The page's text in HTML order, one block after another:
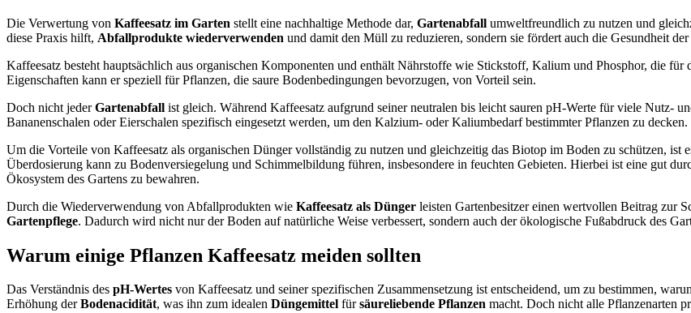
Die Verwertung von Kaffeesatz im Garten stellt eine nachhaltige Methode dar, Gartenabfall umweltfreundlich zu nutzen und
diese Praxis hilft, Abfallprodukte wiederverwenden und damit den Müll zu reduzieren, sondern sie fördert auch die Gesundheit
Kaffeesatz besteht hauptsächlich aus organischen Komponenten und enthält Nährstoffe wie Stickstoff, Kalium und Phosphor, die für
Eigenschaften kann er speziell für Pflanzen, die saure Bodenbedingungen bevorzugen, von Vorteil sein.
Doch nicht jederGartenabfall ist gleich. Während Kaffeesatz aufgrund seiner neutralen bis leicht sauren pH-Werte für viele Nutz-
Bananenschalen oder Eierschalen spezifisch eingesetzt werden, um den Kalzium- oder Kaliumbedarf bestimmter Pflanzen zu decken.
Um die Vorteile von Kaffeesatz als organischen Dünger vollständig zu nutzen und gleichzeitig das Biotop im Boden zu schützen, ist
Überdosierung kann zu Bodenversiegelung und Schimmelbildung führen, insbesondere in feuchten Gebieten. Hierbei ist eine gut
Ökosystem des Gartens zu bewahren.
Durch die Wiederverwendung von Abfallprodukten wie Kaffeesatz als Dünger leisten Gartenbesitzer einen wertvollen Beitrag zur
Gartenpflege. Dadurch wird nicht nur der Boden auf natürliche Weise verbessert, sondern auch der ökologische Fußabdruck des
Warum einige Pflanzen Kaffeesatz meiden sollten
Das Verständnis des pH-Wertes von Kaffeesatz und seiner spezifischen Zusammensetzung ist entscheidend, um zu bestimmen,
Erhöhung derBodenacidität, was ihn zum idealen Düngemittel fürsäureliebende Pflanzen macht. Doch nicht alle Pflanzenarten